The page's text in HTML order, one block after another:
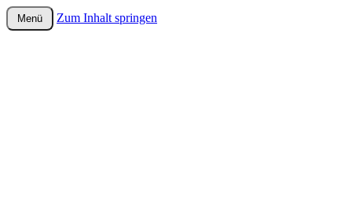
wurster-cartoon-blog.de
Menü Zum Inhalt springen